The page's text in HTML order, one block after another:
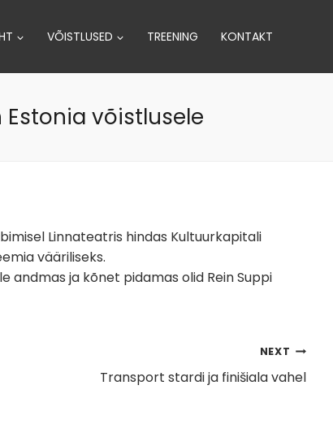
VÕISTLUSED TREENING KONTAKT
võistlusele
Linnateatris hindas Kultuurkapitali
vääriliseks.
andmas ja kõnet pidamas olid Rein Suppi
NEXT
Transport stardi ja finišiala vahel